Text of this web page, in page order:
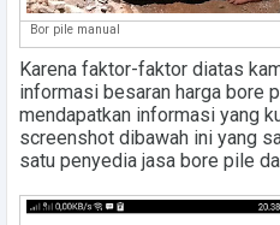
Bor pile manual
Karena faktor-faktor diatas
informasi besaran harga bore
mendapatkan informasi yang
screenshot dibawah ini yang
satu penyedia jasa bore pile